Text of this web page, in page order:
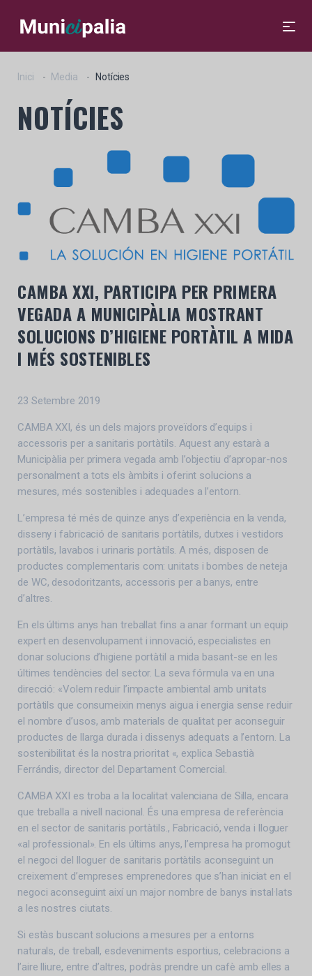
Inici Media Notícies
NOTÍCIES
CAMBA XXI, PARTICIPA PER PRIMERA
VEGADA A MUNICIPÀLIA MOSTRANT
SOLUCIONS D’HIGIENE PORTÀTIL A MIDA
I MÉS SOSTENIBLES
23 Setembre 2019
CAMBA XXI, és un dels majors proveïdors d’equips i
accessoris per a sanitaris portàtils. Aquest any estarà a
Municipàlia per primera vegada amb l’objectiu d’apropar-nos
personalment a tots els àmbits i oferint solucions a
mesures, més sostenibles i adequades a l’entorn.
L’empresa té més de quinze anys d’experiència en la venda,
disseny i fabricació de sanitaris portàtils, dutxes i vestidors
portàtils, lavabos i urinaris portàtils. A més, disposen de
productes complementaris com: unitats i bombes de neteja
de WC, desodoritzants, accessoris per a banys, entre
d’altres.
En els últims anys han treballat fins a anar formant un equip
expert en desenvolupament i innovació, especialistes en
donar solucions d’higiene portàtil a mida basant-se en les
últimes tendències del sector. La seva fórmula va en una
direcció: «Volem reduir l’impacte ambiental amb unitats
portàtils que consumeixin menys aigua i energia sense reduir
el nombre d’usos, amb materials de qualitat per aconseguir
productes de llarga durada i dissenys adequats a l’entorn. La
sostenibilitat és la nostra prioritat «, explica Sebastià
Ferrándis, director del Departament Comercial.
CAMBA XXI es troba a la localitat valenciana de Silla, encara
que treballa a nivell nacional. És una empresa de referència
en el sector de sanitaris portàtils., Fabricació, venda i lloguer
«al professional». En els últims anys, l’empresa ha promogut
el negoci del lloguer de sanitaris portàtils aconseguint un
creixement d’empreses emprenedores que s’han iniciat en el
negoci aconseguint així un major nombre de banys instal·lats
a les nostres ciutats.
Si estàs buscant solucions a mesures per a entorns
naturals, de treball, esdeveniments esportius, celebracions a
l’aire lliure, entre d’altres, podràs prendre un cafè amb elles a